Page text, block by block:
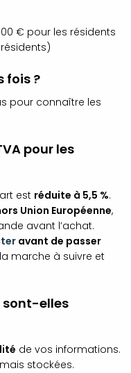
€ pour les résidents
fois ?
pour connaître les
pour les
est réduite à 5,5 %.
Union Européenne,
avant l’achat.
avant de passer
marche à suivre et
sont-elles
de vos informations.
stockées.